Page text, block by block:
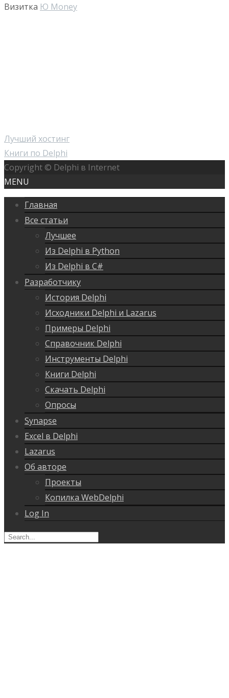
Визитка Ю Money
Лучший хостинг
Книги по Delphi
Copyright © Delphi в Internet
MENU
Главная
Все статьи
Лучшее
Из Delphi в Python
Из Delphi в C#
Разработчику
История Delphi
Исходники Delphi и Lazarus
Примеры Delphi
Справочник Delphi
Инструменты Delphi
Книги Delphi
Скачать Delphi
Опросы
Synapse
Excel в Delphi
Lazarus
Об авторе
Проекты
Копилка WebDelphi
Log In